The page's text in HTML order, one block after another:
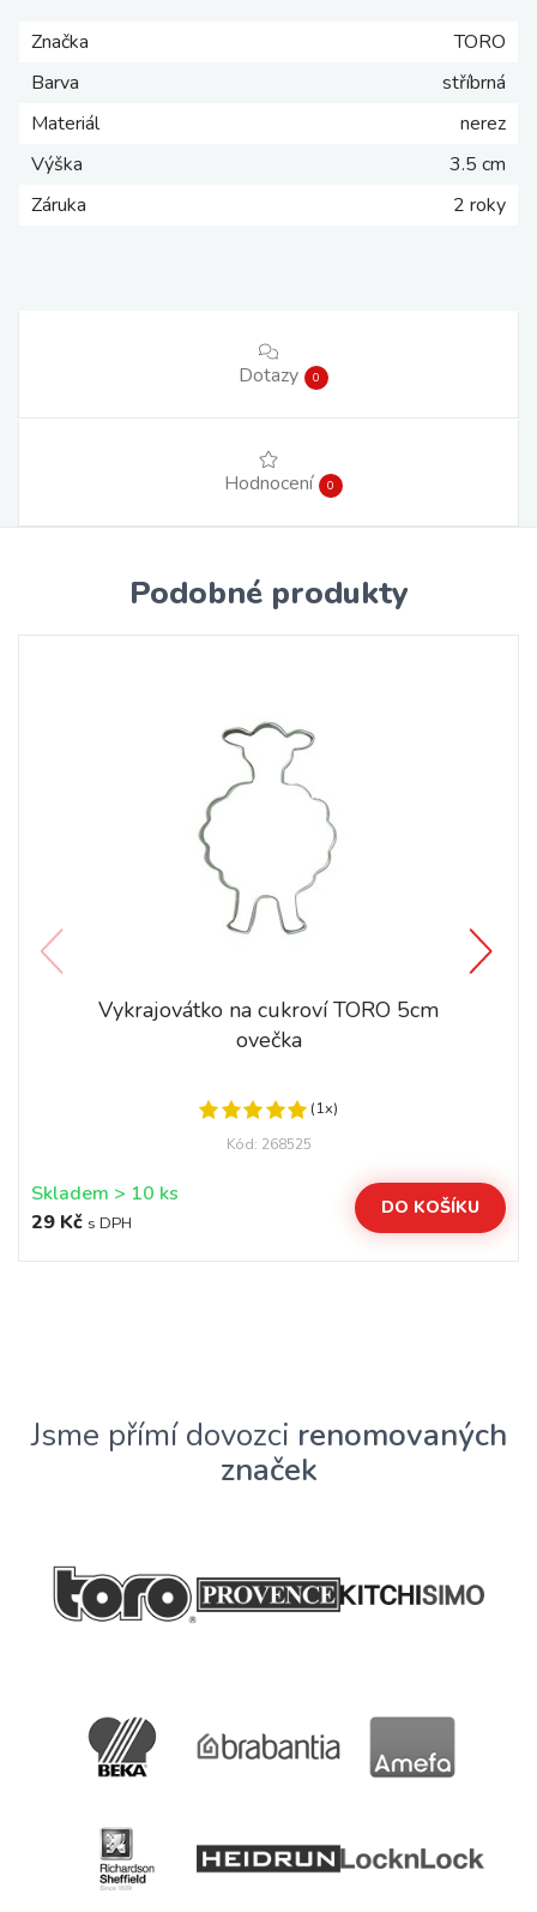
Značka
TORO
Barva
stříbrná
Materiál
nerez
Výška
3.5 cm
Záruka
2 roky
Dotazy 0
Hodnocení 0
Podobné produkty
Vykrajovátko na cukroví TORO 5cm
ovečka
(1x)
Kód: 268525
Skladem > 10 ks
29 Kč s DPH
DO KOŠÍKU
Jsme přímí dovozci renomovaných
značek